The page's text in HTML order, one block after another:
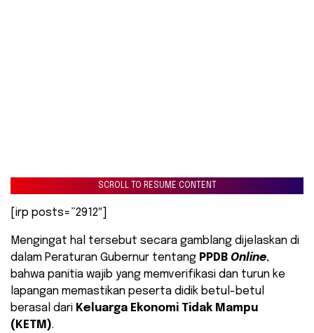
SCROLL TO RESUME CONTENT
[irp posts=”2912″]
Mengingat hal tersebut secara gamblang dijelaskan di
dalam Peraturan Gubernur tentang PPDB Online,
bahwa panitia wajib yang memverifikasi dan turun ke
lapangan memastikan peserta didik betul-betul
berasal dari Keluarga Ekonomi Tidak Mampu
(KETM).